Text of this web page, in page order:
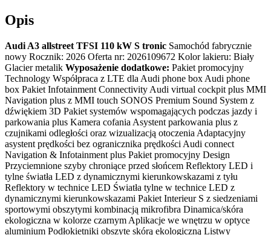
Opis
Audi A3 allstreet TFSI 110 kW S tronic Samochód fabrycznie
nowy Rocznik: 2026 Oferta nr: 2026109672 Kolor lakieru: Biały
Glacier metalik Wyposażenie dodatkowe: Pakiet promocyjny
Technology Współpraca z LTE dla Audi phone box Audi phone
box Pakiet Infotainment Connectivity Audi virtual cockpit plus MMI
Navigation plus z MMI touch SONOS Premium Sound System z
dźwiękiem 3D Pakiet systemów wspomagających podczas jazdy i
parkowania plus Kamera cofania Asystent parkowania plus z
czujnikami odległości oraz wizualizacją otoczenia Adaptacyjny
asystent prędkości bez ogranicznika prędkości Audi connect
Navigation & Infotainment plus Pakiet promocyjny Design
Przyciemnione szyby chroniące przed słońcem Reflektory LED i
tylne światła LED z dynamicznymi kierunkowskazami z tyłu
Reflektory w technice LED Światła tylne w technice LED z
dynamicznymi kierunkowskazami Pakiet Interieur S z siedzeniami
sportowymi obszytymi kombinacją mikrofibra Dinamica/skóra
ekologiczna w kolorze czarnym Aplikacje we wnętrzu w optyce
aluminium Podłokietniki obszyte skórą ekologiczną Listwy